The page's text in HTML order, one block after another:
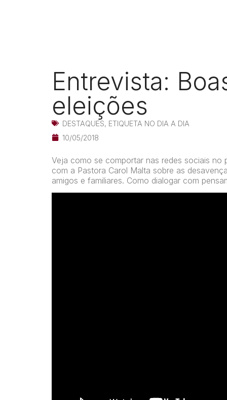
Entrevista:
eleições
DESTAQUES, ETIQUETA NO DIA A DIA
10/05/2018
Veja como se comportar nas redes sociais no
com a Pastora Carol Malta sobre as
amigos e familiares. Como dialogar com